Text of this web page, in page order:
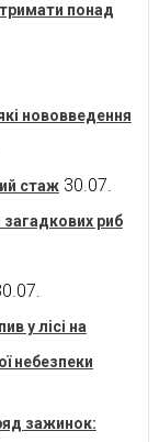
понад
нововведення
стаж 30.07.
риб
у лісі на
небезпеки
зажинок: